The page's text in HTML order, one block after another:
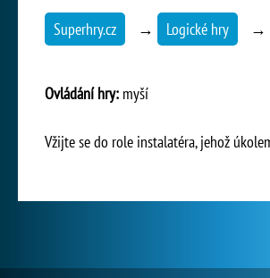
Superhry.cz → Logické hry →
Ovládání hry: myší
Vžijte se do role instalatéra, jehož